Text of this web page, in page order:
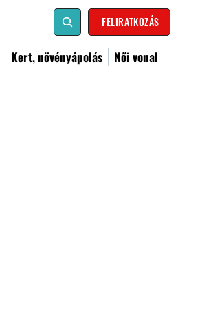
FELIRATKOZÁS
Kert, növényápolás
Női vonal